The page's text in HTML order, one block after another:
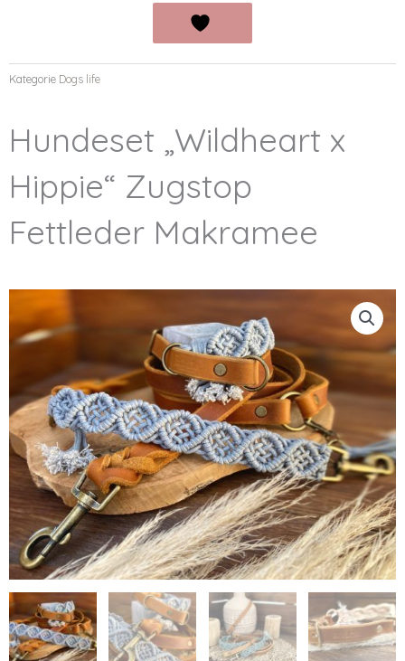
Kategorie Dogs life
Hundeset „Wildheart x
Hippie“ Zugstop
Fettleder Makramee